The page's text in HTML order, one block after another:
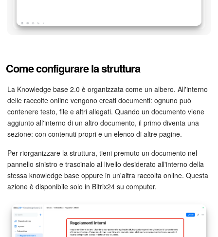
Come configurare la struttura
La Knowledge base 2.0 è organizzata come un albero. All'interno
delle raccolte online vengono creati documenti: ognuno può
contenere testo, file e altri allegati. Quando un documento viene
aggiunto all'interno di un altro documento, il primo diventa una
sezione: con contenuti propri e un elenco di altre pagine.
Per riorganizzare la struttura, tieni premuto un documento nel
pannello sinistro e trascinalo al livello desiderato all'interno della
stessa knowledge base oppure in un'altra raccolta online. Questa
azione è disponibile solo in Bitrix24 su computer.